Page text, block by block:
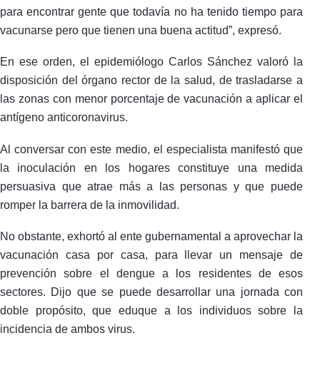
para encontrar gente que todavía no ha tenido tiempo para
vacunarse pero que tienen una buena actitud”, expresó.
En ese orden, el epidemiólogo Carlos Sánchez valoró la
disposición del órgano rector de la salud, de trasladarse a
las zonas con menor porcentaje de vacunación a aplicar el
antígeno anticoronavirus.
Al conversar con este medio, el especialista manifestó que
la inoculación en los hogares constituye una medida
persuasiva que atrae más a las personas y que puede
romper la barrera de la inmovilidad.
No obstante, exhortó al ente gubernamental a aprovechar la
vacunación casa por casa, para llevar un mensaje de
prevención sobre el dengue a los residentes de esos
sectores. Dijo que se puede desarrollar una jornada con
doble propósito, que eduque a los individuos sobre la
incidencia de ambos virus.